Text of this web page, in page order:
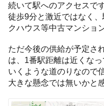
続いて駅へのアクセスで
徒歩9分と激近ではなく
クハウス等中古マンショ
ただ今後の供給が予定さ
は、1番駅距離は近くな
いくような道のりなので
大きな懸念では無いかと